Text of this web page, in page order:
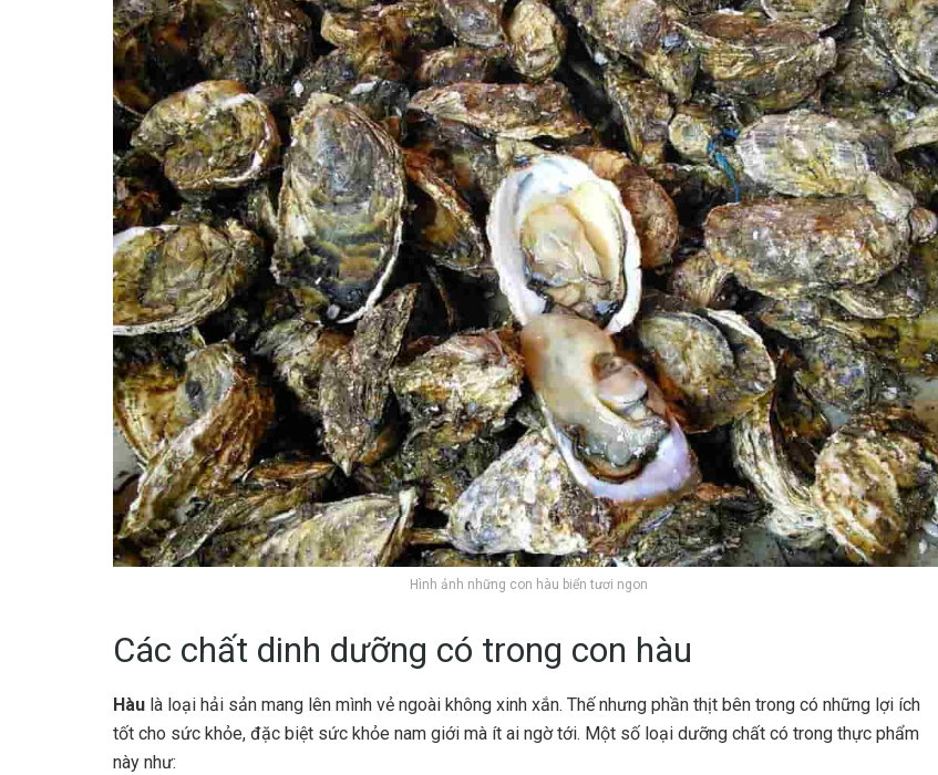
Hình ảnh những con hàu biển tươi ngon
Các chất dinh dưỡng có trong con hàu
Hàu là loại hải sản mang lên mình vẻ ngoài không xinh xắn. Thế nhưng phần thịt bên trong có những lợi ích
tốt cho sức khỏe, đặc biệt sức khỏe nam giới mà ít ai ngờ tới. Một số loại dưỡng chất có trong thực phẩm
này như: